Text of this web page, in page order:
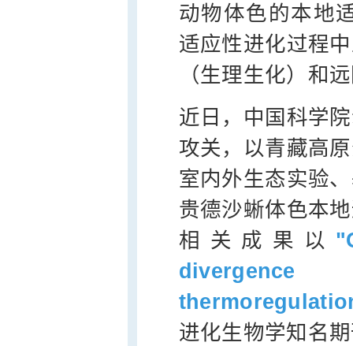
动物体色的本地
适应性进化过程
（生理生化）和
近日，中国科学
攻关，以青藏高
室内外生态实验
贵德沙蜥体色本
相关成果以
进化生物学知名